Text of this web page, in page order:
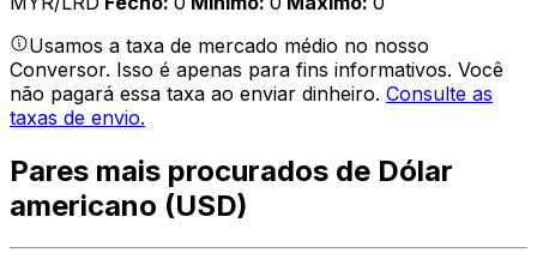
Usamos a taxa de mercado médio no nosso
Conversor. Isso é apenas para fins informativos. Você
não pagará essa taxa ao enviar dinheiro. Consulte as
taxas de envio.
Pares mais procurados de Dólar
americano (USD)